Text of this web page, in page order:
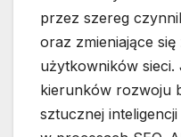
przez szereg
oraz zmieniające
użytkowników
kierunków rozwoju
sztucznej